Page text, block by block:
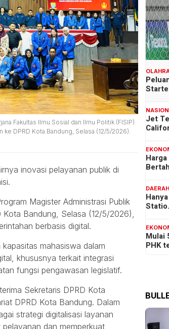
Fakultas Ilmu Sosial dan Ilmu Politik (FISIP)
DPRD Kota Bandung, Selasa (12/5/2026).
inovasi pelayanan publik di
Magister Administrasi Publik
Kota Bandung, Selasa (12/5/2026),
berbasis digital.
mahasiswa dalam
khususnya terkait integrasi
fungsi pengawasan legislatif.
Sekretaris DPRD Kota
DPRD Kota Bandung. Dalam
strategi digitalisasi layanan
dan memperkuat
Jet
Mulai
PHK